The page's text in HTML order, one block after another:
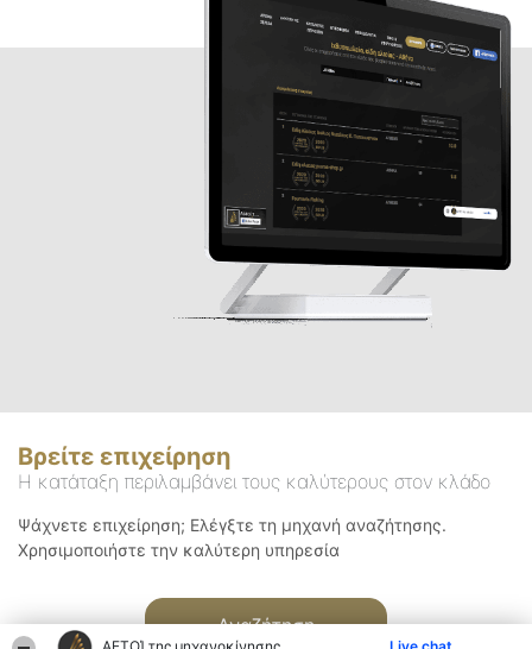
Βρείτε επιχείρηση
Η κατάταξη περιλαμβάνει τους καλύτερους στον κλάδο
Ψάχνετε επιχείρηση; Ελέγξτε τη μηχανή αναζήτησης.
Χρησιμοποιήστε την καλύτερη υπηρεσία
Αναζήτηση